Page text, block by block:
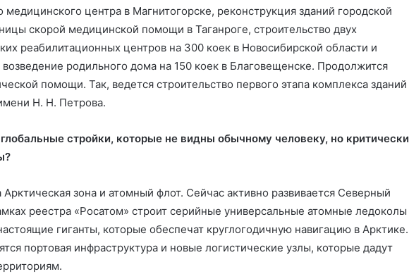
медицинского центра в Магнитогорске, реконструкция зданий городской
скорой медицинской помощи в Таганроге, строительство двух
реабилитационных центров на 300 коек в Новосибирской области и
возведение родильного дома на 150 коек в Благовещенске. Продолжится
помощи. Так, ведется строительство первого этапа комплекса зданий
Н. Н. Петрова.
стройки, которые не видны обычному человеку, но критически
зона и атомный флот. Сейчас активно развивается Северный
реестра «Росатом» строит серийные универсальные атомные ледоколы
гиганты, которые обеспечат круглогодичную навигацию в Арктике.
портовая инфраструктура и новые логистические узлы, которые дадут